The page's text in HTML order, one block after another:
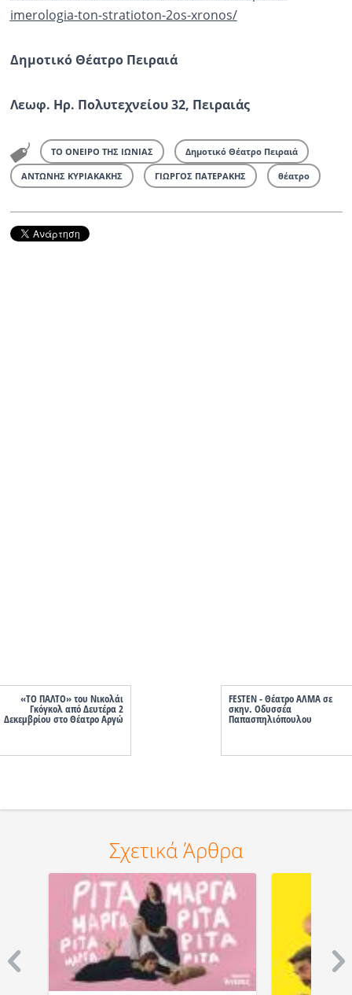
imerologia-ton-stratioton-2os-xronos/
Δημοτικό Θέατρο Πειραιά
Λεωφ. Ηρ. Πολυτεχνείου 32, Πειραιάς
ΤΟ ΟΝΕΙΡΟ ΤΗΣ ΙΩΝΙΑΣ Δημοτικό Θέατρο Πειραιά
ΑΝΤΩΝΗΣ ΚΥΡΙΑΚΑΚΗΣ ΓΙΩΡΓΟΣ ΠΑΤΕΡΑΚΗΣ θέατρο
«ΤΟ ΠΑΛΤΟ» του Νικολάι
Γκόγκολ από Δευτέρα 2
Δεκεμβρίου στο Θέατρο Αργώ
FESTEN - Θέατρο ΑΛΜΑ σε
σκην. Οδυσσέα
Παπασπηλιόπουλου
Σχετικά Άρθρα